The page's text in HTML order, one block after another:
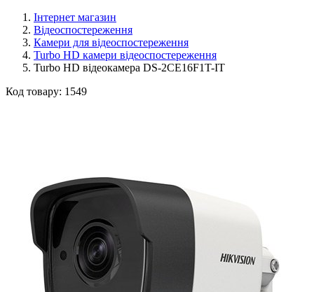
Інтернет магазин
Відеоспостереження
Камери для відеоспостереження
Turbo HD камери відеоспостереження
Turbo HD відеокамера DS-2CE16F1T-IT
Код товару: 1549